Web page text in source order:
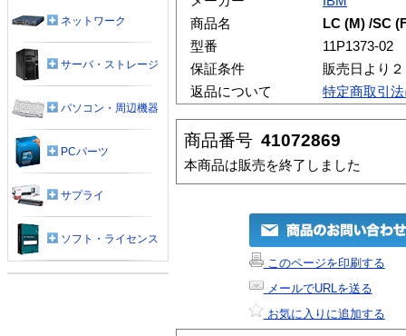
商品名
LC (M) /SC
型番
11P1373-02
保証条件
販売日より
返品について
特定商取引
商品番号 41072869
本商品は販売を終了しました
このページを印刷する
メールでURLを送る
お気に入りに追加する
ネットワーク
サーバ・ストレージ
パソコン・周辺機器
PCパーツ
サプライ
ソフト・ライセンス